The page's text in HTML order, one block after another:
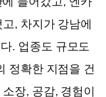
, 차지가 강남에
. 업종도 규모도
정확한 지점을 건
장, 공감, 경험이